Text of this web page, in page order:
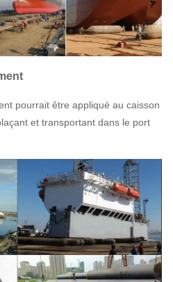
pourrait être appliqué au caisson
et transportant dans le port